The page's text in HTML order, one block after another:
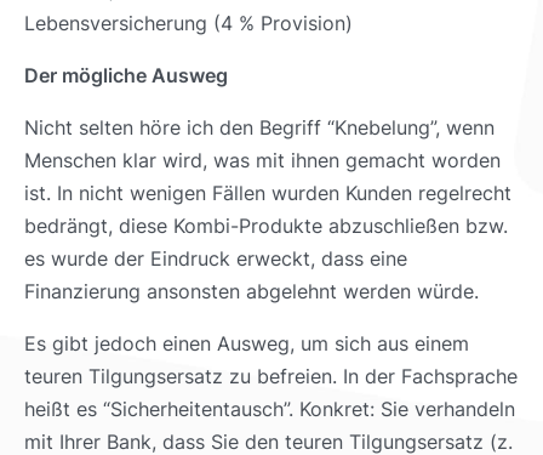
Lebensversicherung (4 % Provision)
Der mögliche Ausweg
Nicht selten höre ich den Begriff “Knebelung”, wenn
Menschen klar wird, was mit ihnen gemacht worden
ist. In nicht wenigen Fällen wurden Kunden regelrecht
bedrängt, diese Kombi-Produkte abzuschließen bzw.
es wurde der Eindruck erweckt, dass eine
Finanzierung ansonsten abgelehnt werden würde.
Es gibt jedoch einen Ausweg, um sich aus einem
teuren Tilgungsersatz zu befreien. In der Fachsprache
heißt es “Sicherheitentausch”. Konkret: Sie verhandeln
mit Ihrer Bank, dass Sie den teuren Tilgungsersatz (z.